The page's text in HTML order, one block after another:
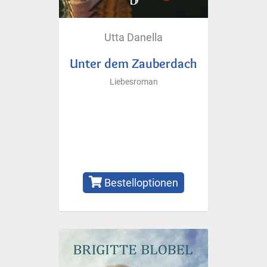
Utta Danella
Unter dem Zauberdach
Liebesroman
Bestelloptionen